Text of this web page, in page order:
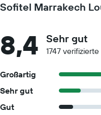
Sofitel Marrakech
8,4 Sehr gut
1747
Großartig
Sehr gut
Gut